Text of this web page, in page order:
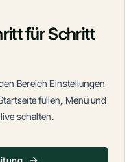
für Schritt
Bereich Einstellungen
füllen, Menü und
schalten.